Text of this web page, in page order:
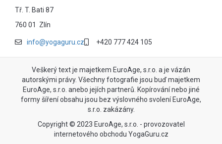
Tř. T. Bati 87
760 01 Zlín
info@yogaguru.cz +420 777 424 105
Veškerý text je majetkem EuroAge, s.r.o. a je vázán
autorskými právy. Všechny fotografie jsou buď majetkem
EuroAge, s.r.o. anebo jejích partnerů. Kopírování nebo jiné
formy šíření obsahu jsou bez výslovného svolení EuroAge,
s.r.o. zakázány.
Copyright © 2023 EuroAge, s.r.o. - provozovatel
internetového obchodu YogaGuru.cz